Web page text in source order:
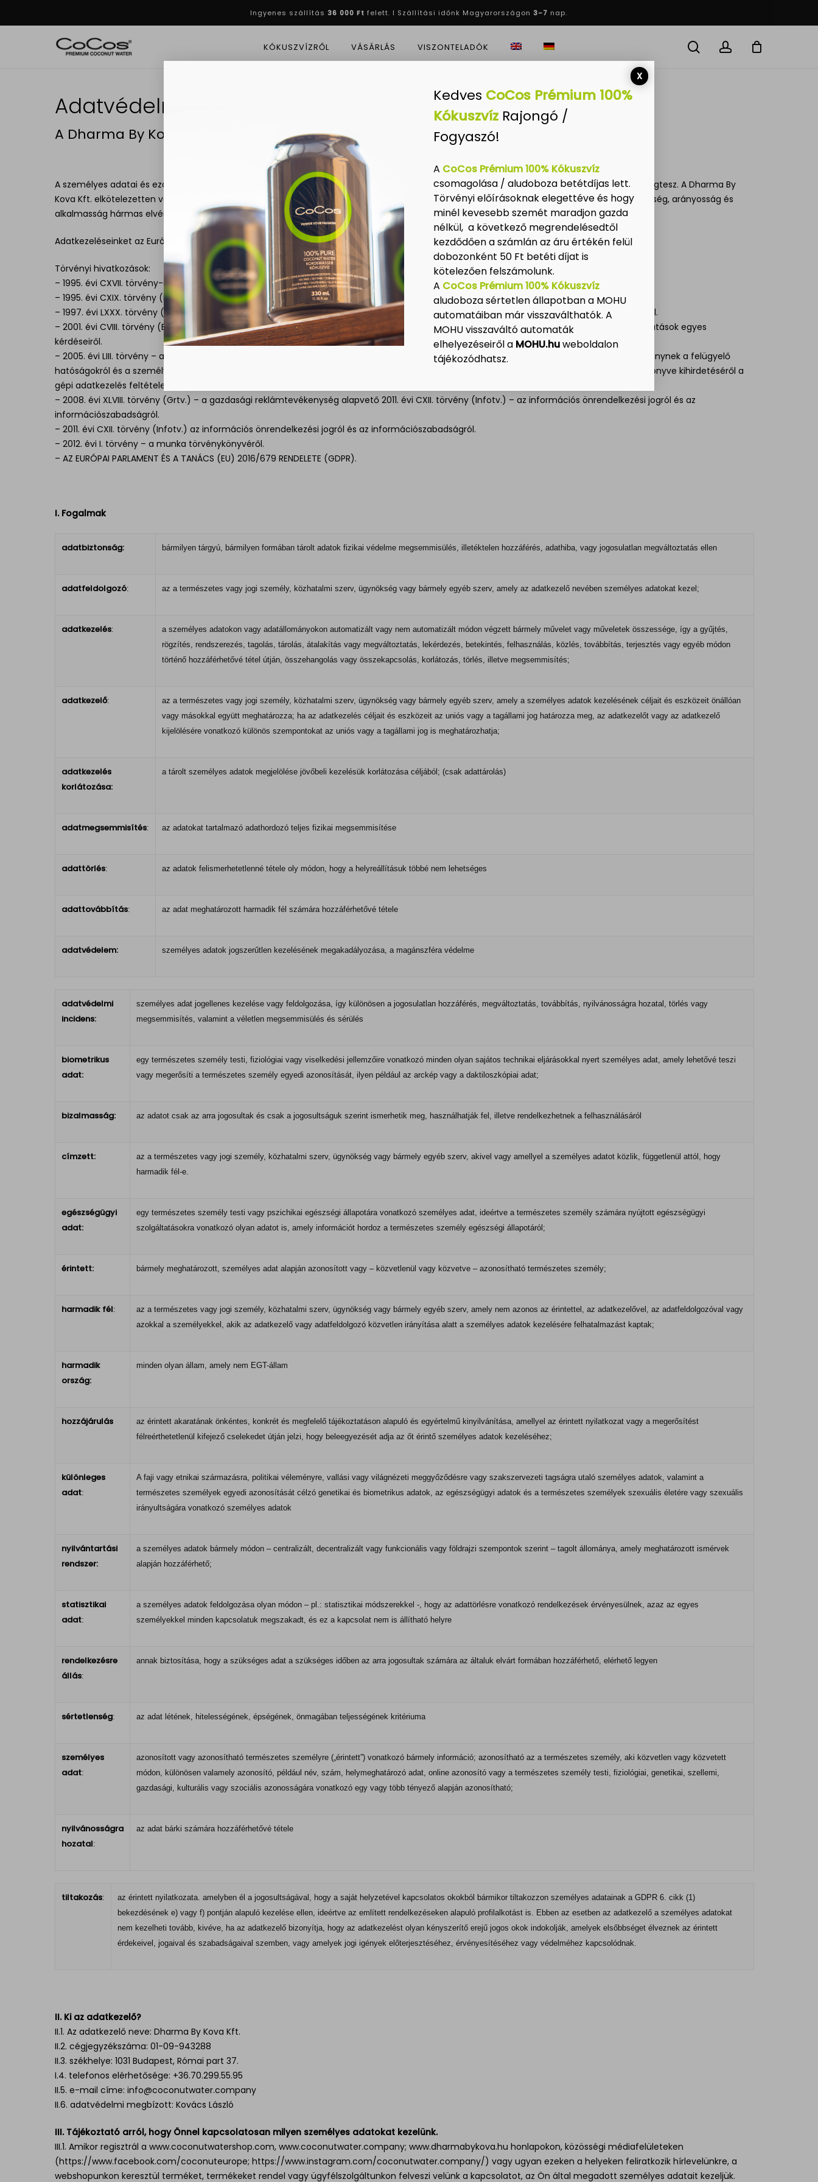
Ingyenes szállítás 36 000 Ft felett. I Szállítási időnk Magyarországon 3-7 nap.
KÓKUSZVÍZRŐL VÁSÁRLÁS VISZONTELADÓK searchaccount
Cart Close
Adatvédelmi és Adatkezelési tájékoztató
A Dharma By Kova Kft. adatvédelmi irányelvei
A személyes adatai és ezáltal az Ön jogainak és szabadságainak védelme érdekében a Dharma By Kova Kft. minden ésszerű erőfeszítést megtesz. A Dharma By
Kova Kft. elkötelezetten védelmezi az Ön személyes adatait, és felelősséget vállal az információk biztonságára. Adatkezeléseink a szükségesség, arányosság és
alkalmasság hármas elvének talaján állnak. Adatkezelési folyamataink tisztességesek és átláthatóak.
Adatkezeléseinket az Európai Unió és a magyar adatvédelmi szabályoknak való legteljesebb megfelelések szerint végezzük!
Törvényi hivatkozások:
– 1995. évi CXVII. törvény-a személyi jövedelemadóról.
– 1995. évi CXIX. törvény (DMtv.) a kutatás és a közvetlen üzletszerzés célját szolgáló név- és lakcímadatok kezeléséről.
– 1997. évi LXXX. törvény (TBtv) – a társadalombiztosítás ellátásaira és a magánnyugdíjra jogosultakról, valamint e szolgáltatások fedezetéről.
– 2001. évi CVIII. törvény (Ekertv.) – az elektronikus kereskedelmi szolgáltatások, valamint az információs társadalommal összefüggő szolgáltatások egyes
kérdéseiről.
– 2005. évi LIII. törvény – az egyének védelméről a személyes adatok gépi feldolgozása során, Strasbourgban, 1981. január 28-án kelt Egyezménynek a felügyelő
hatóságokról és a személyes adatok országhatárokat átlépő áramlásáról szóló, Strasbourgban, 2001. november 8-án kelt Kiegészítő Jegyzőkönyve kihirdetéséről a
gépi adatkezelés feltételeiről és egyes korlátairól.
– 2008. évi XLVIII. törvény (Grtv.) – a gazdasági reklámtevékenység alapvető 2011. évi CXII. törvény (Infotv.) – az információs önrendelkezési jogról és az
információszabadságról.
– 2011. évi CXII. törvény (Infotv.) az információs önrendelkezési jogról és az információszabadságról.
– 2012. évi I. törvény – a munka törvénykönyvéről.
– AZ EURÓPAI PARLAMENT ÉS A TANÁCS (EU) 2016/679 RENDELETE (GDPR).
I. Fogalmak
adatbiztonság: bármilyen tárgyú, bármilyen formában tárolt adatok fizikai védelme megsemmisülés, illetéktelen hozzáférés, adathiba, vagy jogosulatlan megváltoztatás ellen
adatfeldolgozó: az a természetes vagy jogi személy, közhatalmi szerv, ügynökség vagy bármely egyéb szerv, amely az adatkezelő nevében személyes adatokat kezel;
adatkezelés:
a személyes adatokon vagy adatállományokon automatizált vagy nem automatizált módon végzett bármely művelet vagy műveletek összessége, így a gyűjtés,
rögzítés, rendszerezés, tagolás, tárolás, átalakítás vagy megváltoztatás, lekérdezés, betekintés, felhasználás, közlés, továbbítás, terjesztés vagy egyéb módon
történő hozzáférhetővé tétel útján, összehangolás vagy összekapcsolás, korlátozás, törlés, illetve megsemmisítés;
adatkezelő:
az a természetes vagy jogi személy, közhatalmi szerv, ügynökség vagy bármely egyéb szerv, amely a személyes adatok kezelésének céljait és eszközeit önállóan
vagy másokkal együtt meghatározza; ha az adatkezelés céljait és eszközeit az uniós vagy a tagállami jog határozza meg, az adatkezelőt vagy az adatkezelő
kijelölésére vonatkozó különös szempontokat az uniós vagy a tagállami jog is meghatározhatja;
adatkezelés
korlátozása:
a tárolt személyes adatok megjelölése jövőbeli kezelésük korlátozása céljából; (csak adattárolás)
adatmegsemmisítés: az adatokat tartalmazó adathordozó teljes fizikai megsemmisítése
adattörlés: az adatok felismerhetetlenné tétele oly módon, hogy a helyreállításuk többé nem lehetséges
adattovábbítás: az adat meghatározott harmadik fél számára hozzáférhetővé tétele
adatvédelem: személyes adatok jogszerűtlen kezelésének megakadályozása, a magánszféra védelme
adatvédelmi
incidens:
személyes adat jogellenes kezelése vagy feldolgozása, így különösen a jogosulatlan hozzáférés, megváltoztatás, továbbítás, nyilvánosságra hozatal, törlés vagy
megsemmisítés, valamint a véletlen megsemmisülés és sérülés
biometrikus
adat:
egy természetes személy testi, fiziológiai vagy viselkedési jellemzőire vonatkozó minden olyan sajátos technikai eljárásokkal nyert személyes adat, amely lehetővé teszi
vagy megerősíti a természetes személy egyedi azonosítását, ilyen például az arckép vagy a daktiloszkópiai adat;
bizalmasság: az adatot csak az arra jogosultak és csak a jogosultságuk szerint ismerhetik meg, használhatják fel, illetve rendelkezhetnek a felhasználásáról
címzett:
az a természetes vagy jogi személy, közhatalmi szerv, ügynökség vagy bármely egyéb szerv, akivel vagy amellyel a személyes adatot közlik, függetlenül attól, hogy
harmadik fél-e.
egészségügyi
adat:
egy természetes személy testi vagy pszichikai egészségi állapotára vonatkozó személyes adat, ideértve a természetes személy számára nyújtott egészségügyi
szolgáltatásokra vonatkozó olyan adatot is, amely információt hordoz a természetes személy egészségi állapotáról;
érintett: bármely meghatározott, személyes adat alapján azonosított vagy – közvetlenül vagy közvetve – azonosítható természetes személy;
harmadik fél:
az a természetes vagy jogi személy, közhatalmi szerv, ügynökség vagy bármely egyéb szerv, amely nem azonos az érintettel, az adatkezelővel, az adatfeldolgozóval vagy
azokkal a személyekkel, akik az adatkezelő vagy adatfeldolgozó közvetlen irányítása alatt a személyes adatok kezelésére felhatalmazást kaptak;
harmadik
ország:
minden olyan állam, amely nem EGT-állam
hozzájárulás
az érintett akaratának önkéntes, konkrét és megfelelő tájékoztatáson alapuló és egyértelmű kinyilvánítása, amellyel az érintett nyilatkozat vagy a megerősítést
félreérthetetlenül kifejező cselekedet útján jelzi, hogy beleegyezését adja az őt érintő személyes adatok kezeléséhez;
különleges
adat:
A faji vagy etnikai származásra, politikai véleményre, vallási vagy világnézeti meggyőződésre vagy szakszervezeti tagságra utaló személyes adatok, valamint a
természetes személyek egyedi azonosítását célzó genetikai és biometrikus adatok, az egészségügyi adatok és a természetes személyek szexuális életére vagy szexuális
irányultságára vonatkozó személyes adatok
nyilvántartási
rendszer:
a személyes adatok bármely módon – centralizált, decentralizált vagy funkcionális vagy földrajzi szempontok szerint – tagolt állománya, amely meghatározott ismérvek
alapján hozzáférhető;
statisztikai
adat:
a személyes adatok feldolgozása olyan módon – pl.: statisztikai módszerekkel -, hogy az adattörlésre vonatkozó rendelkezések érvényesülnek, azaz az egyes
személyekkel minden kapcsolatuk megszakadt, és ez a kapcsolat nem is állítható helyre
rendelkezésre
állás:
annak biztosítása, hogy a szükséges adat a szükséges időben az arra jogosultak számára az általuk elvárt formában hozzáférhető, elérhető legyen
sértetlenség: az adat létének, hitelességének, épségének, önmagában teljességének kritériuma
személyes
adat:
azonosított vagy azonosítható természetes személyre („érintett”) vonatkozó bármely információ; azonosítható az a természetes személy, aki közvetlen vagy közvetett
módon, különösen valamely azonosító, például név, szám, helymeghatározó adat, online azonosító vagy a természetes személy testi, fiziológiai, genetikai, szellemi,
gazdasági, kulturális vagy szociális azonosságára vonatkozó egy vagy több tényező alapján azonosítható;
nyilvánosságra
hozatal:
az adat bárki számára hozzáférhetővé tétele
tiltakozás:
az érintett nyilatkozata. amelyben él a jogosultságával, hogy a saját helyzetével kapcsolatos okokból bármikor tiltakozzon személyes adatainak a GDPR 6. cikk (1)
bekezdésének e) vagy f) pontján alapuló kezelése ellen, ideértve az említett rendelkezéseken alapuló profilalkotást is. Ebben az esetben az adatkezelő a személyes adatokat
nem kezelheti tovább, kivéve, ha az adatkezelő bizonyítja, hogy az adatkezelést olyan kényszerítő erejű jogos okok indokolják, amelyek elsőbbséget élveznek az érintett
érdekeivel, jogaival és szabadságaival szemben, vagy amelyek jogi igények előterjesztéséhez, érvényesítéséhez vagy védelméhez kapcsolódnak.
II. Ki az adatkezelő?
II.1. Az adatkezelő neve: Dharma By Kova Kft.
II.2. cégjegyzékszáma: 01-09-943288
II.3. székhelye: 1031 Budapest, Római part 37.
I.4. telefonos elérhetősége: +36.70.299.55.95
II.5. e-mail címe: info@coconutwater.company
II.6. adatvédelmi megbízott: Kovács László
III. Tájékoztató arról, hogy Önnel kapcsolatosan milyen személyes adatokat kezelünk.
III.1. Amikor regisztrál a www.coconutwatershop.com, www.coconutwater.company; www.dharmabykova.hu honlapokon, közösségi médiafelületeken
(https://www.facebook.com/coconuteurope; https://www.instagram.com/coconutwater.company/) vagy ugyan ezeken a helyeken feliratkozik hírlevelünkre, a
webshopunkon keresztül terméket, termékeket rendel vagy ügyfélszolgáltunkon felveszi velünk a kapcsolatot, az Ön által megadott személyes adatait kezeljük.
Kedves CoCos Prémium 100%
Kókuszvíz Rajongó /
Fogyaszó!
A CoCos Prémium 100% Kókuszvíz
csomagolása / aludoboza betétdíjas lett.
Törvényi előírásoknak elegettéve és hogy
minél kevesebb szemét maradjon gazda
nélkül, a következő megrendelésedtől
kezdődően a számlán az áru értékén felül
dobozonként 50 Ft betéti díjat is
kötelezően felszámolunk.
A CoCos Prémium 100% Kókuszvíz
aludoboza sértetlen állapotban a MOHU
automatáiban már visszaválthatók. A
MOHU visszaváltó automaták
elhelyezéseiről a MOHU.huweboldalon
tájékozódhatsz.
X